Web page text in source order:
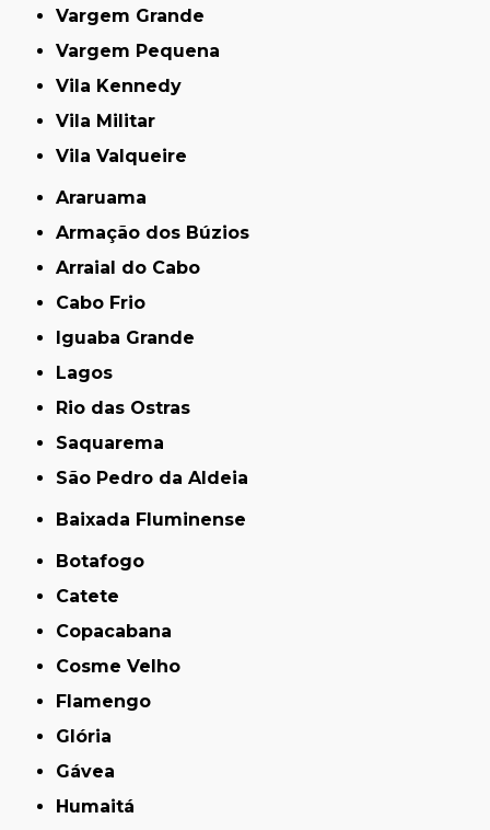
Vargem Grande
Vargem Pequena
Vila Kennedy
Vila Militar
Vila Valqueire
Araruama
Armação dos Búzios
Arraial do Cabo
Cabo Frio
Iguaba Grande
Lagos
Rio das Ostras
Saquarema
São Pedro da Aldeia
Baixada Fluminense
Botafogo
Catete
Copacabana
Cosme Velho
Flamengo
Glória
Gávea
Humaitá